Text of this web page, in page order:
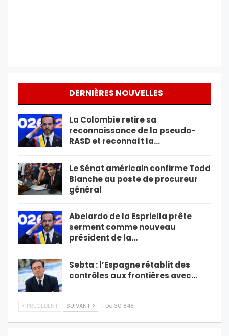
DERNIÈRES NOUVELLES
La Colombie retire sa
reconnaissance de la pseudo-
RASD et reconnaît la…
Le Sénat américain confirme Todd
Blanche au poste de procureur
général
Abelardo de la Espriella prête
serment comme nouveau
président de la…
Sebta : l’Espagne rétablit des
contrôles aux frontières avec…
PRÉCÉDENT SUIVANT 1 De 30 848